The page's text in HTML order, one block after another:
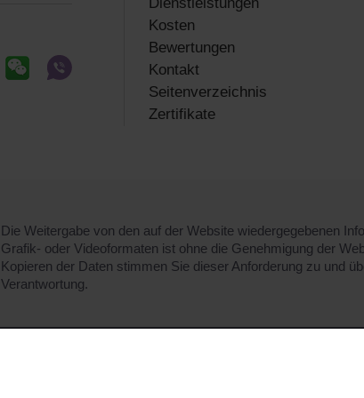
Kosten
Bewertungen
Kontakt
Seitenverzeichnis
Zertifikate
Die Weitergabe von den auf der Website wiedergegebenen
Grafik- oder Videoformaten ist ohne die Genehmigung der
Kopieren der Daten stimmen Sie dieser Anforderung zu und
Verantwortung.